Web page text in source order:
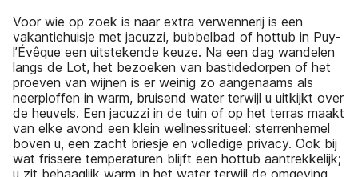
Voor wie op zoek is naar extra verwennerij is een
vakantiehuisje met jacuzzi, bubbelbad of hottub in Puy-
l’Évêque een uitstekende keuze. Na een dag wandelen
langs de Lot, het bezoeken van bastidedorpen of het
proeven van wijnen is er weinig zo aangenaams als
neerploffen in warm, bruisend water terwijl u uitkijkt over
de heuvels. Een jacuzzi in de tuin of op het terras maakt
van elke avond een klein wellnessritueel: sterrenhemel
boven u, een zacht briesje en volledige privacy. Ook bij
wat frissere temperaturen blijft een hottub aantrekkelijk;